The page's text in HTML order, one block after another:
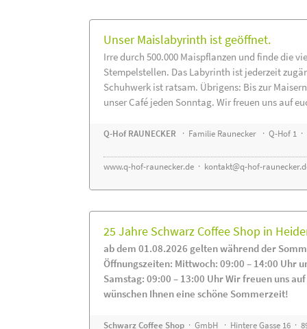
Unser Maislabyrinth ist geöffnet.
Irre durch 500.000 Maispflanzen und finde die
Stempelstellen. Das Labyrinth ist jederzeit
Schuhwerk ist ratsam. Übrigens: Bis zur
unser Café jeden Sonntag. Wir freuen uns auf
Q-Hof RAUNECKER · Familie Raunecker · Q-Hof 1
www.q-hof-raunecker.de · kontakt@q-hof-
25 Jahre Schwarz Coffee Shop in
ab dem 01.08.2026 gelten während der
Öffnungszeiten: Mittwoch: 09:00 – 14:00 Uhr
Samstag: 09:00 – 13:00 Uhr Wir freuen uns
wünschen Ihnen eine schöne Sommerzeit!
Schwarz Coffee Shop · GmbH · Hintere Gasse 16 ·